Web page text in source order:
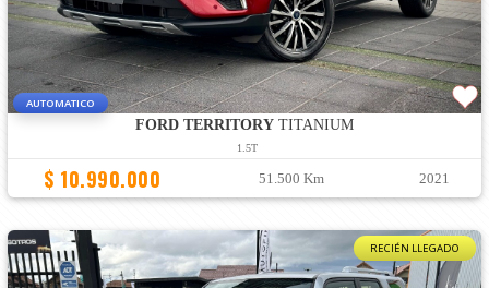
AUTOMATICO
FORD TERRITORYTITANIUM
1.5T
$ 10.990.000 51.500 Km 2021
RECIÉN LLEGADO